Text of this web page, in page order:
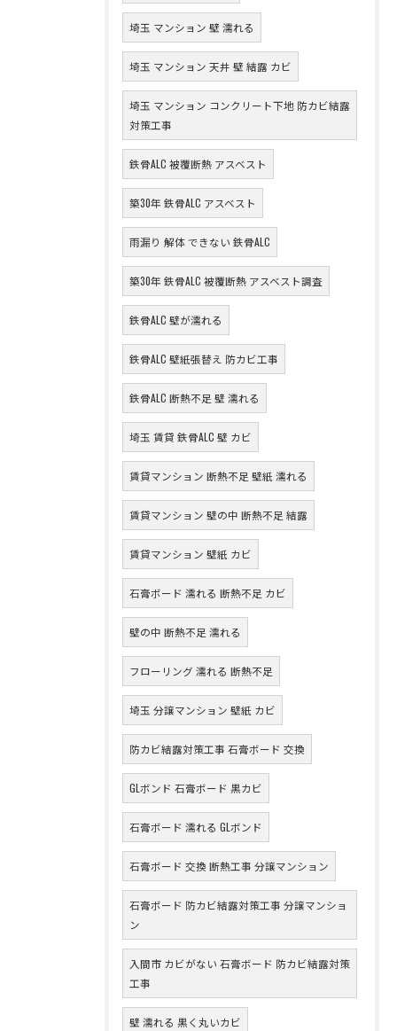
埼玉 マンション 壁 濡れる
埼玉 マンション 天井 壁 結露 カビ
埼玉 マンション コンクリート下地 防カビ結露
対策工事
鉄骨ALC 被覆断熱 アスベスト
築30年 鉄骨ALC アスベスト
雨漏り 解体 できない 鉄骨ALC
築30年 鉄骨ALC 被覆断熱 アスベスト調査
鉄骨ALC 壁が濡れる
鉄骨ALC 壁紙張替え 防カビ工事
鉄骨ALC 断熱不足 壁 濡れる
埼玉 賃貸 鉄骨ALC 壁 カビ
賃貸マンション 断熱不足 壁紙 濡れる
賃貸マンション 壁の中 断熱不足 結露
賃貸マンション 壁紙 カビ
石膏ボード 濡れる 断熱不足 カビ
壁の中 断熱不足 濡れる
フローリング 濡れる 断熱不足
埼玉 分譲マンション 壁紙 カビ
防カビ結露対策工事 石膏ボード 交換
GLボンド 石膏ボード 黒カビ
石膏ボード 濡れる GLボンド
石膏ボード 交換 断熱工事 分譲マンション
石膏ボード 防カビ結露対策工事 分譲マンショ
ン
入間市 カビがない 石膏ボード 防カビ結露対策
工事
壁 濡れる 黒く丸いカビ